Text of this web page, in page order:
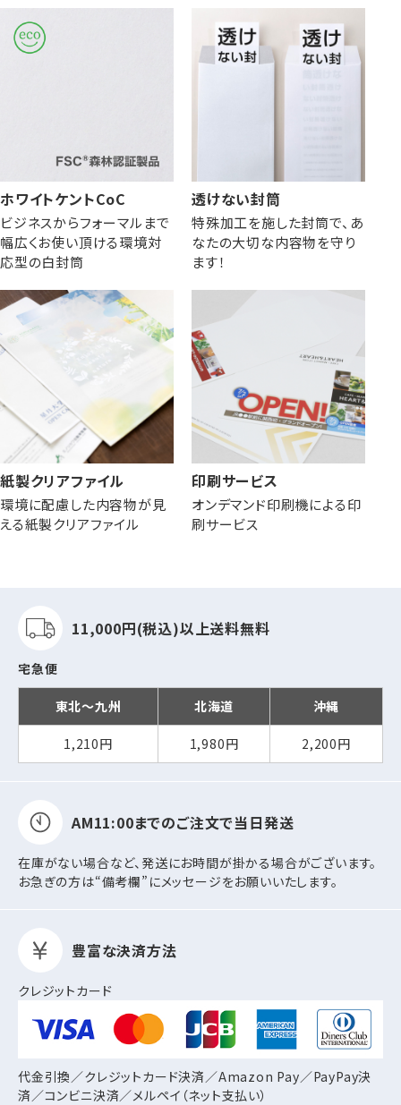
ホワイトケントCoC
ビジネスからフォーマルまで
幅広くお使い頂ける環境対
応型の白封筒
透けない封筒
特殊加工を施した封筒で、あ
なたの大切な内容物を守り
ます！
紙製クリアファイル
環境に配慮した内容物が見
える紙製クリアファイル
印刷サービス
オンデマンド印刷機による印
刷サービス
11,000円(税込)以上送料無料
宅急便
東北～九州 北海道 沖縄
1,210円 1,980円 2,200円
AM11:00までのご注文で当日発送
在庫がない場合など、発送にお時間が掛かる場合がございます。
お急ぎの方は“備考欄”にメッセージをお願いいたします。
豊富な決済方法
クレジットカード
代金引換／クレジットカード決済／Amazon Pay／PayPay決
済／コンビニ決済／メルペイ（ネット支払い）